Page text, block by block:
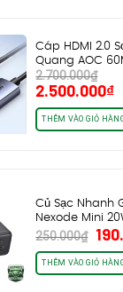
Cáp HDMI 2.0
Quang AOC
Ugreen 45510
2.700.000₫
Giá
gốc
là:
2.700.000₫.
2.500.000₫
THÊM VÀO GIỎ
Củ Sạc Nhanh
Nexode Mini
Ugreen 55533…
250.000₫
Giá
gốc
là:
THÊM VÀO GIỎ